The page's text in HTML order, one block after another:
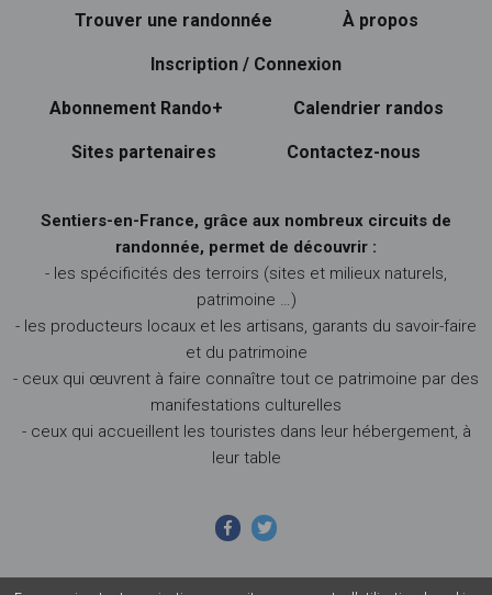
Trouver une randonnée À propos
Inscription / Connexion
Abonnement Rando+ Calendrier randos
Sites partenaires Contactez-nous
Sentiers-en-France, grâce aux nombreux circuits de
randonnée, permet de découvrir :
- les spécificités des terroirs (sites et milieux naturels,
patrimoine …)
- les producteurs locaux et les artisans, garants du savoir-faire
et du patrimoine
- ceux qui œuvrent à faire connaître tout ce patrimoine par des
manifestations culturelles
- ceux qui accueillent les touristes dans leur hébergement, à
leur table